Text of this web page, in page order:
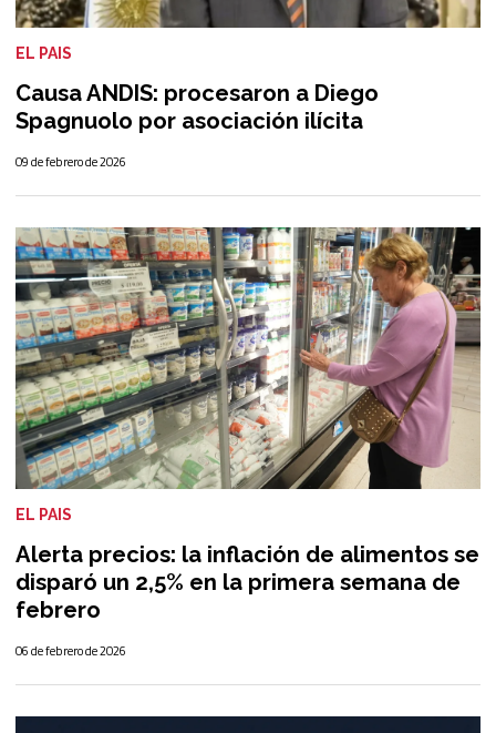
Causa ANDIS: procesaron a Diego
Spagnuolo por asociación ilícita
EL PAIS
09 de febrero de 2026
Alerta precios: la inflación de alimentos se
disparó un 2,5% en la primera semana de
febrero
EL PAIS
06 de febrero de 2026